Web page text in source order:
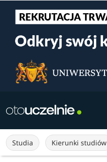
Studia Kierunki studiów